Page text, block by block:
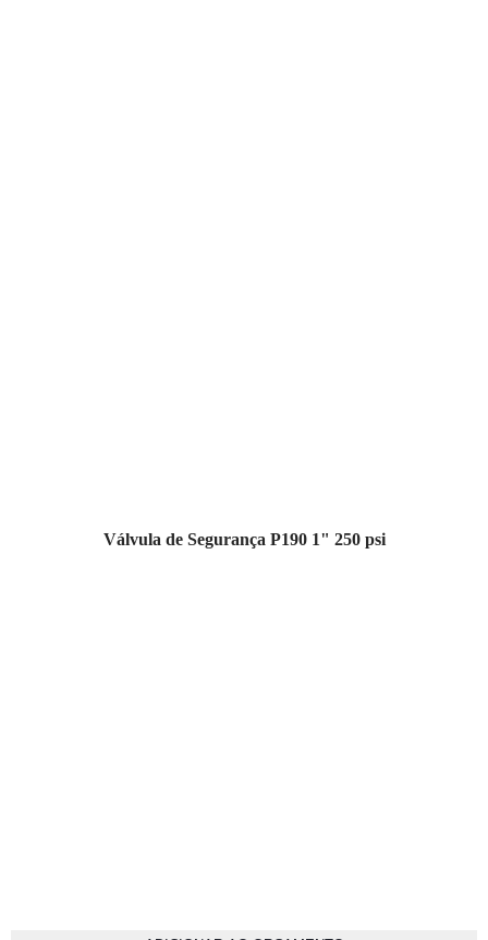
Válvula de Segurança P190 1" 250 psi